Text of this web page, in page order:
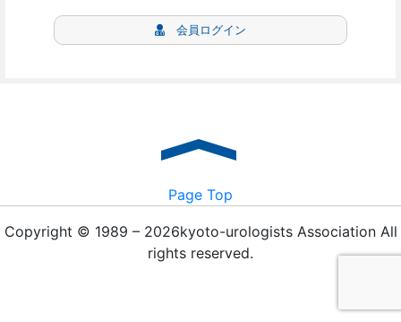
会員ログイン
Page Top
Copyright © 1989 – 2026kyoto-urologists Association All
rights reserved.